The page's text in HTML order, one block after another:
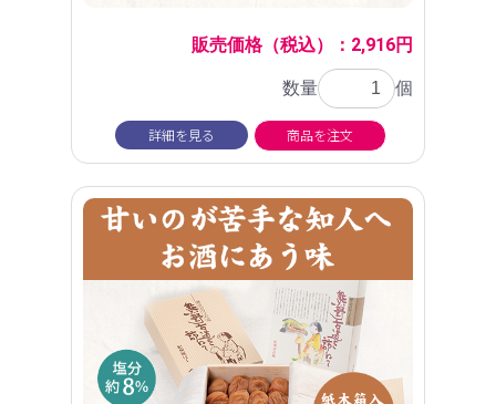
販売価格（税込）：2,916円
数量 個
詳細を見る 商品を注文